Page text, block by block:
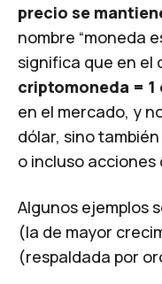
precio se
nombre “moneda
significa que en el
criptomoneda = 1
en el mercado, y
dólar, sino
o incluso acciones
Algunos ejemplos
(la de mayor
(respaldada por